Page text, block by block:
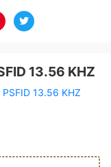
13.56 KHZ
PSFID 13.56 KHZ